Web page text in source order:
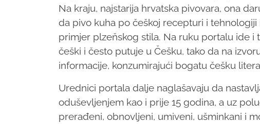
Na kraju, najstarija hrvatska pivovara, ona
da pivo kuha po češkoj recepturi i
primjer plzeňskog stila. Na ruku portalu ide i
češki i često putuje u Češku, tako da na
informacije, konzumirajući bogatu češku
Urednici portala dalje naglašavaju da
oduševljenjem kao i prije 15 godina, a uz
prerađeni, obnovljeni, umiveni, ušminkani i